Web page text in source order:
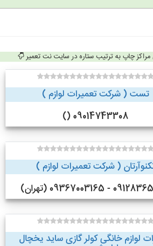
مراکز چاپ به ترتیب ستاره در سایت نت تعمیر
تست ( شرکت تعمیرات لوازم )
09014743308 ()
( شرکت تعمیرات لوازم )
- 09367003165 (تهران)
لوازم خانگی کولر گازی ساید یخچال